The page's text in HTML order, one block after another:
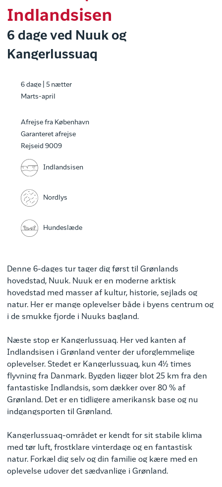
Indlandsisen
6 dage ved Nuuk og
Kangerlussuaq
6 dage | 5 nætter
Marts-april
Afrejse fra København
Garanteret afrejse
Rejseid 9009
Indlandsisen
Nordlys
Hundeslæde
Denne 6-dages tur tager dig først til Grønlands
hovedstad, Nuuk. Nuuk er en moderne arktisk
hovedstad med masser af kultur, historie, sejlads og
natur. Her er mange oplevelser både i byens centrum og
i de smukke fjorde i Nuuks bagland.
Næste stop er Kangerlussuaq. Her ved kanten af
Indlandsisen i Grønland venter der uforglemmelige
oplevelser. Stedet er Kangerlussuaq, kun 4½ times
flyvning fra Danmark. Bygden ligger blot 25 km fra den
fantastiske Indlandsis, som dækker over 80 % af
Grønland. Det er en tidligere amerikansk base og nu
indgangsporten til Grønland.
Kangerlussuaq-området er kendt for sit stabile klima
med tør luft, frostklare vinterdage og en fantastisk
natur. Forkæl dig selv og din familie og kære med en
oplevelse udover det sædvanlige i Grønland.